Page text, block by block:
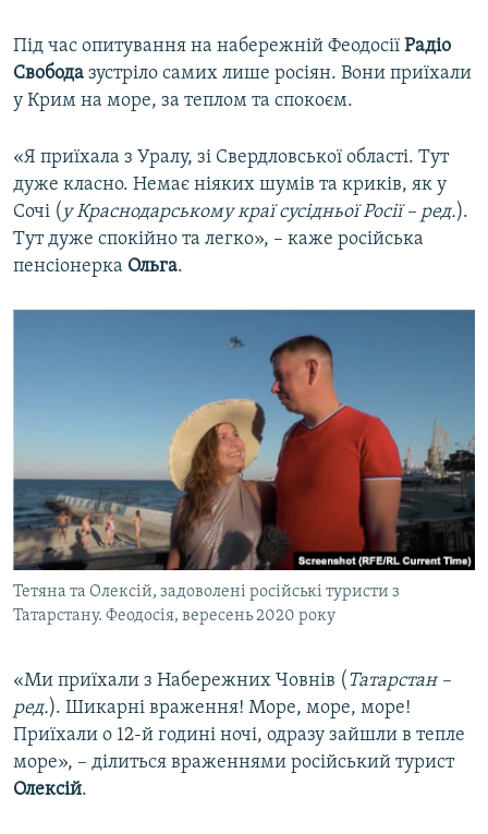
Під час опитування на набережній Феодосії Радіо
Свобода зустріло самих лише росіян. Вони приїхали
у Крим на море, за теплом та спокоєм.
«Я приїхала з Уралу, зі Свердловської області. Тут
дуже класно. Немає ніяких шумів та криків, як у
Сочі ( у Краснодарському краї сусідньої Росії – ред.).
Тут дуже спокійно та легко», – каже російська
пенсіонерка Ольга.
Тетяна та Олексій, задоволені російські туристи з
Татарстану. Феодосія, вересень 2020 року
«Ми приїхали з Набережних Човнів ( Татарстан –
ред.). Шикарні враження! Море, море, море!
Приїхали о 12-й годині ночі, одразу зайшли в тепле
море», – ділиться враженнями російський турист
Олексій.